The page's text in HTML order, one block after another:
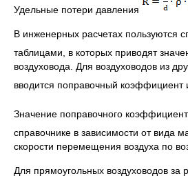
Удельные потери давления
В инженерных расчетах пользуются
таблицами, в которых приводят
воздуховода. Для воздуховодов из
вводится поправочный коэффициент
Значение поправочного
справочнике в зависимости от вида
скорости перемещения воздуха по
Для прямоугольных воздуховодов за